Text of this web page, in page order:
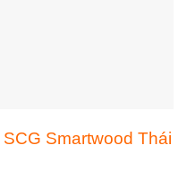
Smartwood Thái